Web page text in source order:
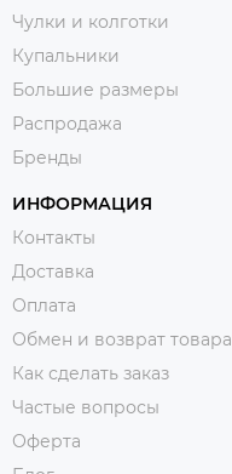
Чулки и колготки
Купальники
Большие размеры
Распродажа
Бренды
ИНФОРМАЦИЯ
Контакты
Доставка
Оплата
Обмен и возврат товара
Как сделать заказ
Частые вопросы
Оферта